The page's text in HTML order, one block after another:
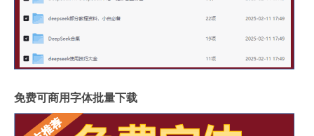
免费可商用字体批量下载